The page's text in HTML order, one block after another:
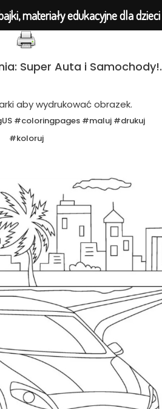
Super Auta i Samochody!.
aby wydrukować obrazek.
#coloringpages #maluj #drukuj
#koloruj
materiały edukacyjne dla dzieci